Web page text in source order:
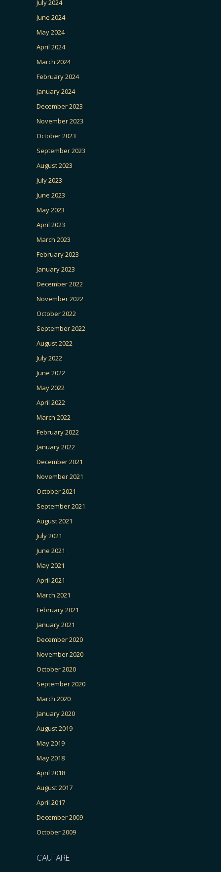
July 2024
June 2024
May 2024
April 2024
March 2024
February 2024
January 2024
December 2023
November 2023
October 2023
September 2023
August 2023
July 2023
June 2023
May 2023
April 2023
March 2023
February 2023
January 2023
December 2022
November 2022
October 2022
September 2022
August 2022
July 2022
June 2022
May 2022
April 2022
March 2022
February 2022
January 2022
December 2021
November 2021
October 2021
September 2021
August 2021
July 2021
June 2021
May 2021
April 2021
March 2021
February 2021
January 2021
December 2020
November 2020
October 2020
September 2020
March 2020
January 2020
August 2019
May 2019
May 2018
April 2018
August 2017
April 2017
December 2009
October 2009
CAUTARE